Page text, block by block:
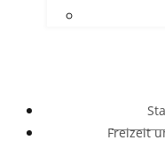
Freizeit